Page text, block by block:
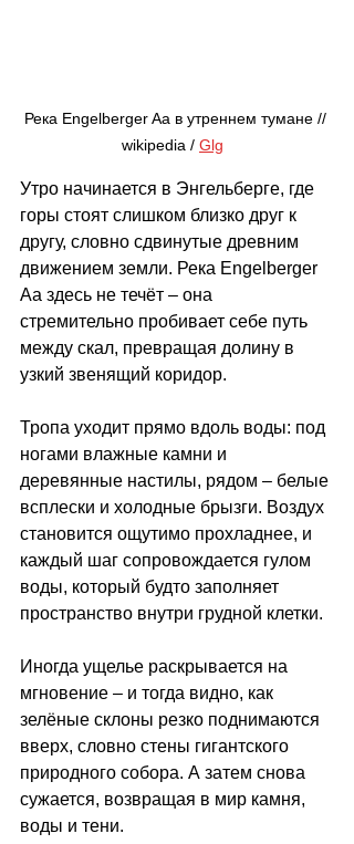
Река Engelberger Aa в утреннем тумане //
wikipedia / Glg
Утро начинается в Энгельберге, где
горы стоят слишком близко друг к
другу, словно сдвинутые древним
движением земли. Река Engelberger
Aa здесь не течёт – она
стремительно пробивает себе путь
между скал, превращая долину в
узкий звенящий коридор.
Тропа уходит прямо вдоль воды: под
ногами влажные камни и
деревянные настилы, рядом – белые
всплески и холодные брызги. Воздух
становится ощутимо прохладнее, и
каждый шаг сопровождается гулом
воды, который будто заполняет
пространство внутри грудной клетки.
Иногда ущелье раскрывается на
мгновение – и тогда видно, как
зелёные склоны резко поднимаются
вверх, словно стены гигантского
природного собора. А затем снова
сужается, возвращая в мир камня,
воды и тени.